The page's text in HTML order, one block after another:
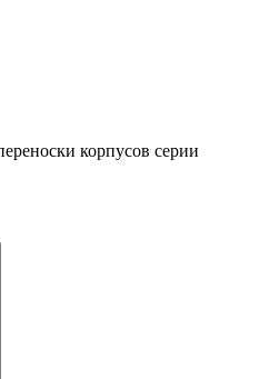
корпусов серии